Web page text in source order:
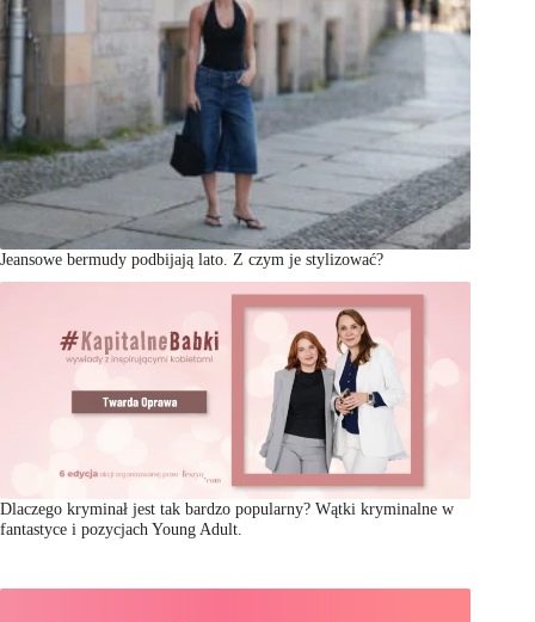
Jeansowe bermudy podbijają lato. Z czym je stylizować?
Dlaczego kryminał jest tak bardzo popularny? Wątki kryminalne w
fantastyce i pozycjach Young Adult.